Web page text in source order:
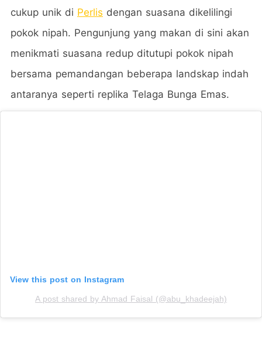
cukup unik di Perlis dengan suasana dikelilingi
pokok nipah. Pengunjung yang makan di sini akan
menikmati suasana redup ditutupi pokok nipah
bersama pemandangan beberapa landskap indah
antaranya seperti replika Telaga Bunga Emas.
View this post on Instagram
A post shared by Ahmad Faisal (@abu_khadeejah)